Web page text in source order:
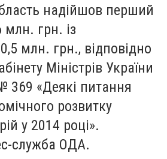
надійшов перший
млн. грн. із
млн. грн., відповідно
Міністрів України
369 «Деякі питання
розвитку
у 2014 році».
служба ОДА.